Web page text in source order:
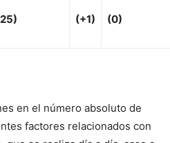
25) (+1) (0)
en el número absoluto de
factores relacionados con